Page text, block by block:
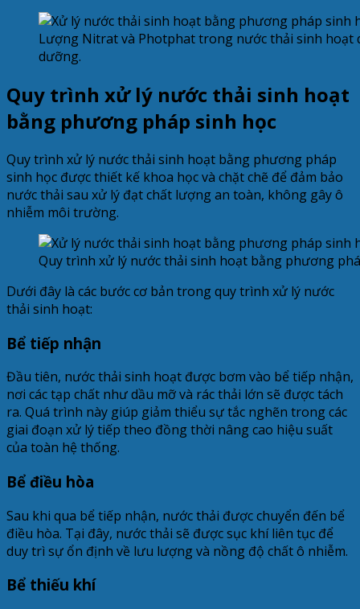
Lượng Nitrat và Photphat trong nước thải sinh hoạt
dưỡng.
Quy trình xử lý nước thải sinh hoạt
bằng phương pháp sinh học
Quy trình xử lý nước thải sinh hoạt bằng phương pháp
sinh học được thiết kế khoa học và chặt chẽ để đảm bảo
nước thải sau xử lý đạt chất lượng an toàn, không gây ô
nhiễm môi trường.
Quy trình xử lý nước thải sinh hoạt bằng phương
Dưới đây là các bước cơ bản trong quy trình xử lý nước
thải sinh hoạt:
Bể tiếp nhận
Đầu tiên, nước thải sinh hoạt được bơm vào bể tiếp nhận,
nơi các tạp chất như dầu mỡ và rác thải lớn sẽ được tách
ra. Quá trình này giúp giảm thiểu sự tắc nghẽn trong các
giai đoạn xử lý tiếp theo đồng thời nâng cao hiệu suất
của toàn hệ thống.
Bể điều hòa
Sau khi qua bể tiếp nhận, nước thải được chuyển đến bể
điều hòa. Tại đây, nước thải sẽ được sục khí liên tục để
duy trì sự ổn định về lưu lượng và nồng độ chất ô nhiễm.
Bể thiếu khí